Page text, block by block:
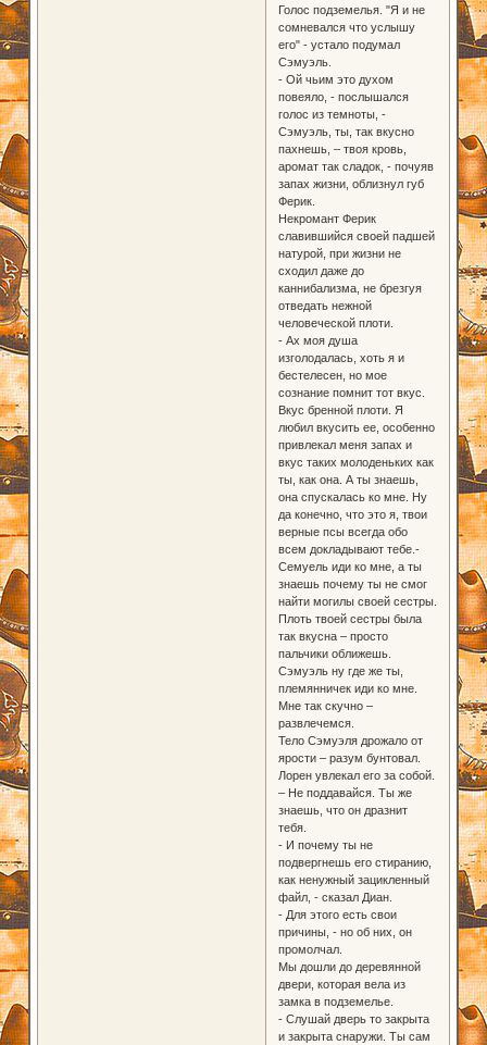
Голос подземелья. "Я и не
сомневался что услышу
его" - устало подумал
Сэмуэль.
- Ой чьим это духом
повеяло, - послышался
голос из темноты, -
Сэмуэль, ты, так вкусно
пахнешь, – твоя кровь,
аромат так сладок, - почуяв
запах жизни, облизнул губ
Ферик.
Некромант Ферик
славившийся своей падшей
натурой, при жизни не
сходил даже до
каннибализма, не брезгуя
отведать нежной
человеческой плоти.
- Ах моя душа
изголодалась, хоть я и
бестелесен, но мое
сознание помнит тот вкус.
Вкус бренной плоти. Я
любил вкусить ее, особенно
привлекал меня запах и
вкус таких молоденьких как
ты, как она. А ты знаешь,
она спускалась ко мне. Ну
да конечно, что это я, твои
верные псы всегда обо
всем докладывают тебе.-
Семуель иди ко мне, а ты
знаешь почему ты не смог
найти могилы своей сестры.
Плоть твоей сестры была
так вкусна – просто
пальчики оближешь.
Сэмуэль ну где же ты,
племянничек иди ко мне.
Мне так скучно –
развлечемся.
Тело Сэмуэля дрожало от
ярости – разум бунтовал.
Лорен увлекал его за собой.
– Не поддавайся. Ты же
знаешь, что он дразнит
тебя.
- И почему ты не
подвергнешь его стиранию,
как ненужный зацикленный
файл, - сказал Диан.
- Для этого есть свои
причины, - но об них, он
промолчал.
Мы дошли до деревянной
двери, которая вела из
замка в подземелье.
- Слушай дверь то закрыта
и закрыта снаружи. Ты сам